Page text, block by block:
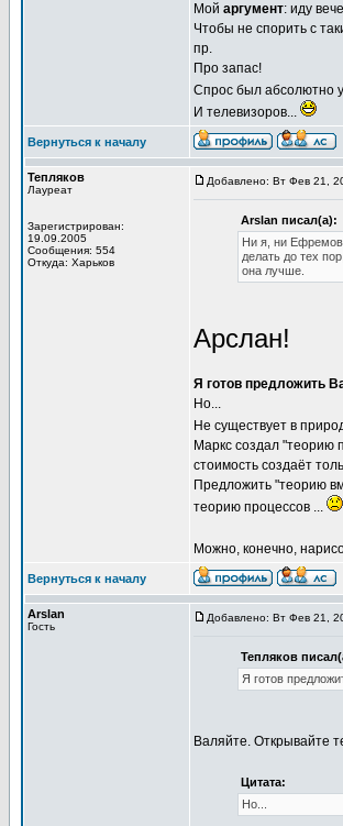
Мой аргумент: иду
Чтобы не спорить с
пр.
Про запас!
Спрос был абсолютно у
И телевизоров...
Вернуться к началу
Тепляков
Лауреат
Зарегистрирован:
19.09.2005
Сообщения: 554
Откуда: Харьков
Добавлено: Вт Фев 21,
Arslan писал(а):
Ни я, ни Ефремов
делать до тех
она лучше.
Арслан!
Я готов предложить
Но...
Не существует в
Маркс создал "теорию
стоимость создаёт
Предложить "теорию
теорию процессов ...
Можно, конечно,
Вернуться к началу
Arslan
Гость
Добавлено: Вт Фев 21,
Тепляков
Я готов
Валяйте. Открывайте
Цитата:
Но...